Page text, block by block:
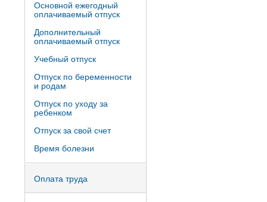
Основной ежегодный
оплачиваемый отпуск
Дополнительный
оплачиваемый отпуск
Учебный отпуск
Отпуск по беременности
и родам
Отпуск по уходу за
ребенком
Отпуск за свой счет
Время болезни
Оплата труда